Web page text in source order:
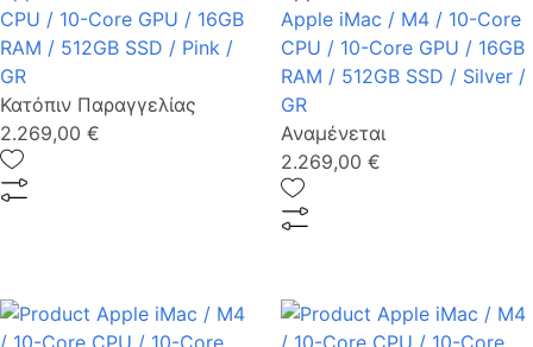
CPU / 10-Core GPU / 16GB
RAM / 512GB SSD / Pink /
GR
Κατόπιν Παραγγελίας
2.269,00 €
Apple iMac / M4 / 10-Core
CPU / 10-Core GPU / 16GB
RAM / 512GB SSD / Silver /
GR
Αναμένεται
2.269,00 €